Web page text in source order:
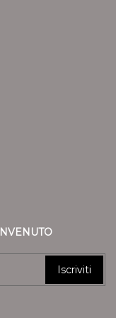
Iscriviti